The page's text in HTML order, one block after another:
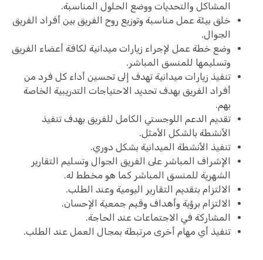
المشاكل والتحديات ووضع الحلول المناسبة.
خلق بيئة عمل مناسبة وتوزيع روح الفريق بين أفراد الفريق
الجوال.
وضع خطة عمل لإجراء زيارات ميدانية لكافة أعضاء الفريق
وتسليمها للمنسق المباشر.
تنفيذ زيارات ميدانية تهدف إلى تحسين أداء كل فرد من
أفراد الفريق بهدف تحديد الاحتياجات التدريبية الخاصة
بهم.
تقديم الدعم اللوجستي الكامل للفريق بهدف تنفيذ
الأنشطة بالشكل الأمثل.
تنفيذ الأنشطة الميدانية بشكل دوري.
الإشراف المباشر على الفريق الجوال وتسليم التقارير
الشهرية للمنسق المباشر كما هو مخطط له.
الالتزام بتقديم التقارير اليومية وعند الطلب.
الالتزام برؤية وأهداف وقيم جمعية الإحسان.
المشاركة في الاجتماعات عند الحاجة.
تنفيذ أي مهام أخرى مرتبطة بمجال العمل عند الطلب.